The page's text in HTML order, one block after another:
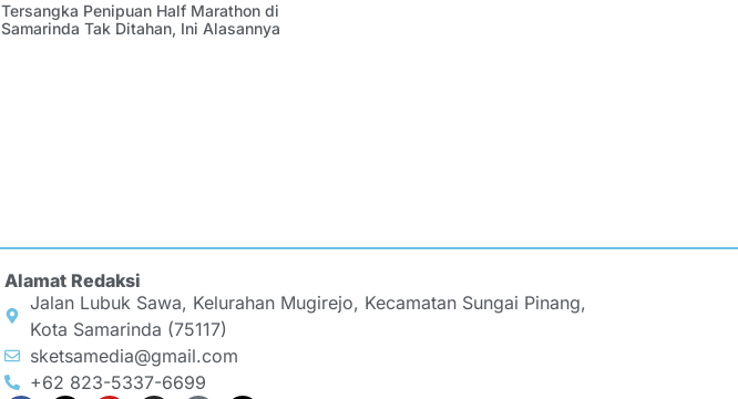
Tersangka Penipuan Half Marathon di
Samarinda Tak Ditahan, Ini Alasannya
Alamat Redaksi
Jalan Lubuk Sawa, Kelurahan Mugirejo, Kecamatan Sungai Pinang,
Kota Samarinda (75117)
sketsamedia@gmail.com
+62 823-5337-6699